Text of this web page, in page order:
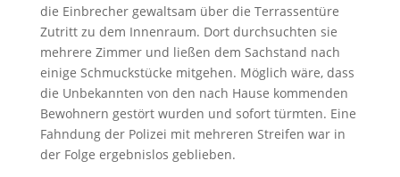
die Einbrecher gewaltsam über die Terrassentüre
Zutritt zu dem Innenraum. Dort durchsuchten sie
mehrere Zimmer und ließen dem Sachstand nach
einige Schmuckstücke mitgehen. Möglich wäre, dass
die Unbekannten von den nach Hause kommenden
Bewohnern gestört wurden und sofort türmten. Eine
Fahndung der Polizei mit mehreren Streifen war in
der Folge ergebnislos geblieben.